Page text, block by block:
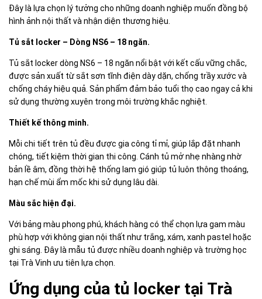
Đây là lựa chọn lý tưởng cho những doanh nghiệp muốn đồng bộ
hình ảnh nội thất và nhận diện thương hiệu.
Tủ sắt locker – Dòng NS6 – 18 ngăn.
Tủ sắt locker dòng NS6 – 18 ngăn nổi bật với kết cấu vững chắc,
được sản xuất từ sắt sơn tĩnh điện dày dặn, chống trầy xước và
chống cháy hiệu quả. Sản phẩm đảm bảo tuổi thọ cao ngay cả khi
sử dụng thường xuyên trong môi trường khắc nghiệt.
Thiết kế thông minh.
Mỗi chi tiết trên tủ đều được gia công tỉ mỉ, giúp lắp đặt nhanh
chóng, tiết kiệm thời gian thi công. Cánh tủ mở nhẹ nhàng nhờ
bản lề âm, đồng thời hệ thống lam gió giúp tủ luôn thông thoáng,
hạn chế mùi ẩm mốc khi sử dụng lâu dài.
Màu sắc hiện đại.
Với bảng màu phong phú, khách hàng có thể chọn lựa gam màu
phù hợp với không gian nội thất như trắng, xám, xanh pastel hoặc
ghi sáng. Đây là mẫu tủ được nhiều doanh nghiệp và trường học
tại Trà Vinh ưu tiên lựa chọn.
Ứng dụng của tủ locker tại Trà